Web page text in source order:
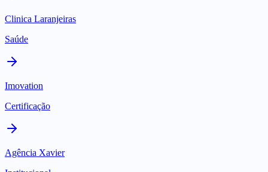
Clinica Laranjeiras
Saúde
Imovation
Certificação
Agência Xavier